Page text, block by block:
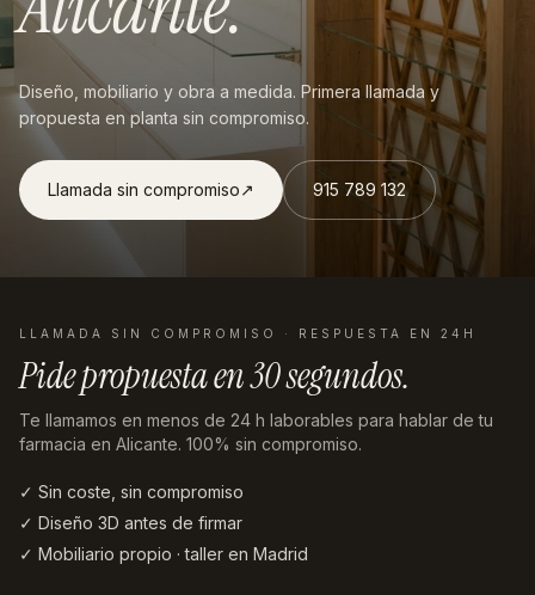
Diseño, mobiliario y obra a medida. Primera llamada y
propuesta en planta sin compromiso.
Llamada sin compromiso↗︎ 915 789 132
LLAMADA SIN COMPROMISO · RESPUESTA EN 24H
Pide propuesta en30 segundos.
Te llamamos en menos de 24 h laborables para hablar de tu
farmacia en Alicante. 100% sin compromiso.
✓ Sin coste, sin compromiso
✓ Diseño 3D antes de firmar
✓ Mobiliario propio · taller en Madrid